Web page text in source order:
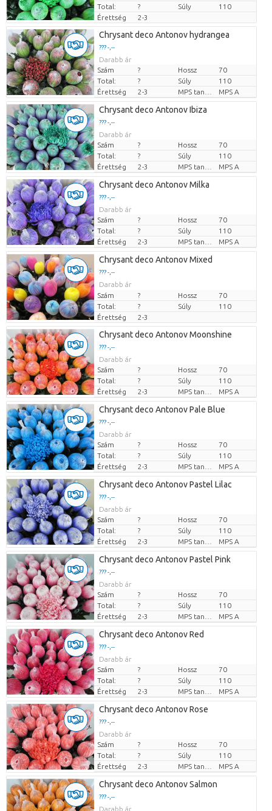
Total: ? Súly
110
Érettség
2-3
Chrysant deco Antonov hydrangea
??? -,--
Darabb ár
Szám
? Hossz
70
Total:
? Súly
110
Érettség
2-3 MPS A
Chrysant deco Antonov Ibiza
??? -,--
Darabb ár
Szám
? Hossz
70
Total:
? Súly
110
Érettség
2-3 MPS A
Chrysant deco Antonov Milka
??? -,--
Darabb ár
Szám
? Hossz
70
Total:
? Súly
110
Érettség
2-3 MPS A
Chrysant deco Antonov Mixed
??? -,--
Darabb ár
Szám
? Hossz
70
Total:
? Súly
110
Érettség
2-3
Chrysant deco Antonov Moonshine
??? -,--
Darabb ár
Szám
? Hossz
70
Total:
? Súly
110
Érettség
2-3 MPS A
Chrysant deco Antonov Pale Blue
??? -,--
Darabb ár
Szám
? Hossz
70
Total:
? Súly
110
Érettség
2-3 MPS A
Chrysant deco Antonov Pastel Lilac
??? -,--
Darabb ár
Szám
? Hossz
70
Total:
? Súly
110
Érettség
2-3 MPS A
Chrysant deco Antonov Pastel Pink
??? -,--
Darabb ár
Szám
? Hossz
70
Total:
? Súly
110
Érettség
2-3 MPS A
Chrysant deco Antonov Red
??? -,--
Darabb ár
Szám
? Hossz
70
Total:
? Súly
110
Érettség
2-3 MPS A
Chrysant deco Antonov Rose
??? -,--
Darabb ár
Szám
? Hossz
70
Total:
? Súly
110
Érettség
2-3 MPS A
Chrysant deco Antonov Salmon
??? -,--
Darabb ár